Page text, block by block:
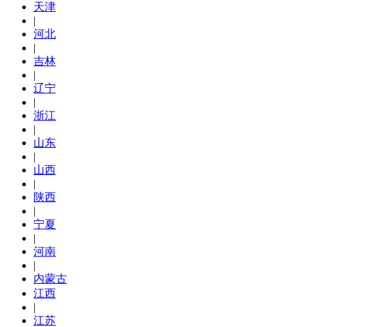
天津
|
河北
|
吉林
|
辽宁
|
浙江
|
山东
|
山西
|
陕西
|
宁夏
|
河南
|
内蒙古
江西
|
江苏